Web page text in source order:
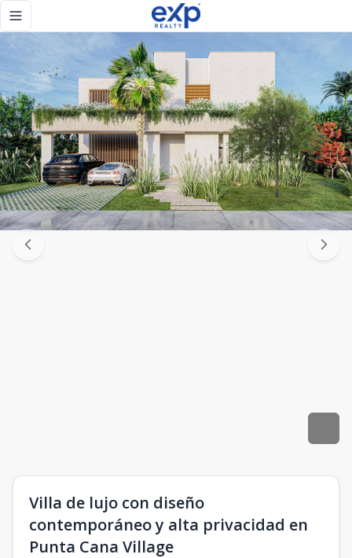
Toggle navigation menu
Villa de lujo con diseño
contemporáneo y alta privacidad en
Punta Cana Village
Villa de lujo con diseño contemporáneo y alta privacidad